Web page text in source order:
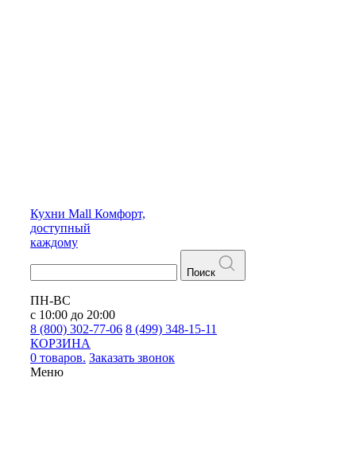
Кухни Mall Комфорт,
доступный
каждому
Поиск
ПН-ВС
с 10:00 до 20:00
8 (800) 302-77-06 8 (499) 348-15-11
КОРЗИНА
0 товаров. Заказать звонок
Меню